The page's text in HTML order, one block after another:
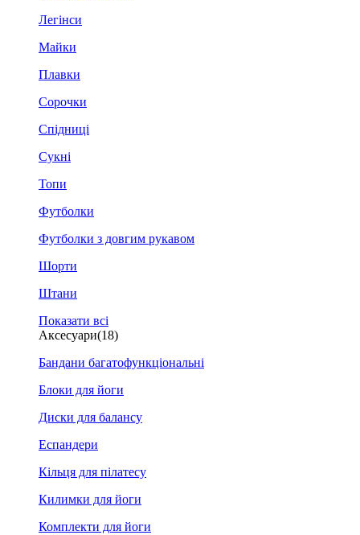
Легінси
Майки
Плавки
Сорочки
Спідниці
Сукні
Топи
Футболки
Футболки з довгим рукавом
Шорти
Штани
Показати всі
Аксесуари(18)
Бандани багатофункціональні
Блоки для йоги
Диски для балансу
Еспандери
Кільця для пілатесу
Килимки для йоги
Комплекти для йоги